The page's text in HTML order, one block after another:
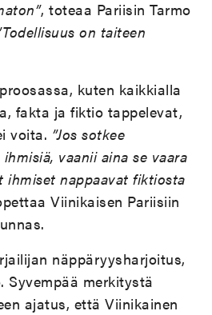
, toteaa Pariisin Tarmo
on taiteen
kuten kaikkialla
fakta ja fiktio tappelevat,
voita. ”Jos sotkee
vaanii aina se vaara
ihmiset nappaavat fiktiosta
Viinikaisen Pariisiin
näppäryysharjoitus,
Syvempää merkitystä
ajatus, että Viinikainen